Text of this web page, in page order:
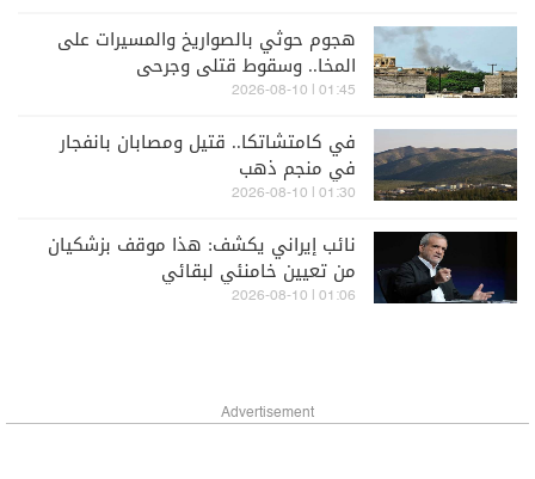
هجوم حوثي بالصواريخ والمسيرات على
المخا.. وسقوط قتلى وجرحى
01:45 | 2026-08-10
في كامتشاتكا.. قتيل ومصابان بانفجار
في منجم ذهب
01:30 | 2026-08-10
نائب إيراني يكشف: هذا موقف بزشكيان
من تعيين خامنئي لبقائي
01:06 | 2026-08-10
Advertisement